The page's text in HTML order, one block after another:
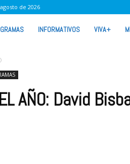
de 2026
INFORMATIVOS VIVA+
AÑO: David